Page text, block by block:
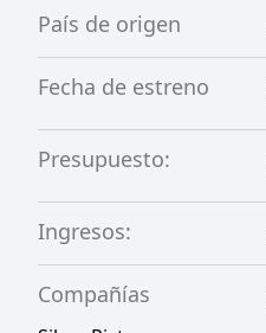
País de origen
Fecha de estreno
Presupuesto:
Ingresos:
Compañías